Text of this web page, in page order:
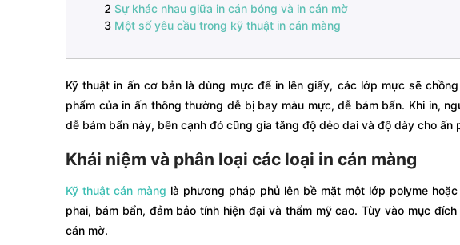
Sự khác nhau giữa in cán bóng và in cán mờ
Một số yêu cầu trong kỹ thuật in cán màng
Kỹ thuật in ấn cơ bản là dùng mực để in lên giấy, các lớp mực sẽ
phẩm của in ấn thông thường dễ bị bay màu mực, dễ bám bẩn. Khi in,
dễ bám bẩn này, bên cạnh đó cũng gia tăng độ dẻo dai và độ dày cho ấn
Khái niệm và phân loại các loại in cán màng
Kỹ thuật cán màng là phương pháp phủ lên bề mặt một lớp polyme
phai, bám bẩn, đảm bảo tính hiện đại và thẩm mỹ cao. Tùy vào mục
cán mờ.